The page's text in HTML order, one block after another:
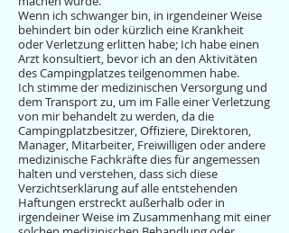
Wenn ich schwanger bin, in irgendeiner Weise
behindert bin oder kürzlich eine Krankheit
oder Verletzung erlitten habe; Ich habe einen
Arzt konsultiert, bevor ich an den Aktivitäten
des Campingplatzes teilgenommen habe.
Ich stimme der medizinischen Versorgung und
dem Transport zu, um im Falle einer Verletzung
von mir behandelt zu werden, da die
Campingplatzbesitzer, Offiziere, Direktoren,
Manager, Mitarbeiter, Freiwilligen oder andere
medizinische Fachkräfte dies für angemessen
halten und verstehen, dass sich diese
Verzichtserklärung auf alle entstehenden
Haftungen erstreckt außerhalb oder in
irgendeiner Weise im Zusammenhang mit einer